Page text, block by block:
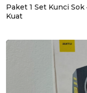
Paket 1 Set Kunci
Kuat